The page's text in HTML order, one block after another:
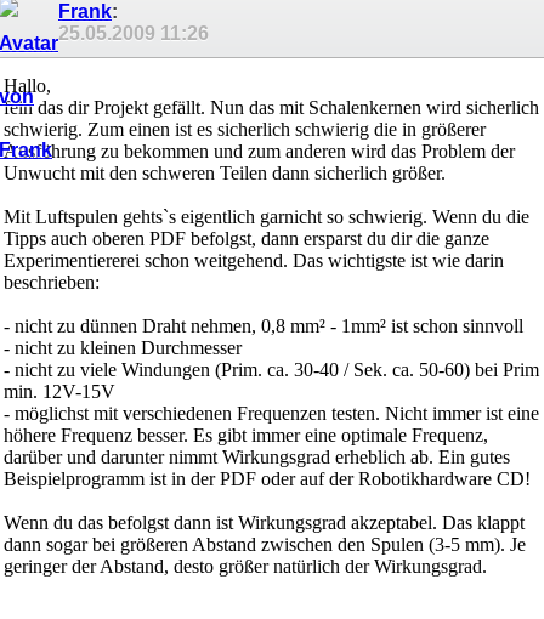
Frank:
25.05.2009 11:26
Hallo,
fein das dir Projekt gefällt. Nun das mit Schalenkernen wird sicherlich
schwierig. Zum einen ist es sicherlich schwierig die in größerer
Ausführung zu bekommen und zum anderen wird das Problem der
Unwucht mit den schweren Teilen dann sicherlich größer.
Mit Luftspulen gehts`s eigentlich garnicht so schwierig. Wenn du die
Tipps auch oberen PDF befolgst, dann ersparst du dir die ganze
Experimentiererei schon weitgehend. Das wichtigste ist wie darin
beschrieben:
- nicht zu dünnen Draht nehmen, 0,8 mm² - 1mm² ist schon sinnvoll
- nicht zu kleinen Durchmesser
- nicht zu viele Windungen (Prim. ca. 30-40 / Sek. ca. 50-60) bei Prim
min. 12V-15V
- möglichst mit verschiedenen Frequenzen testen. Nicht immer ist eine
höhere Frequenz besser. Es gibt immer eine optimale Frequenz,
darüber und darunter nimmt Wirkungsgrad erheblich ab. Ein gutes
Beispielprogramm ist in der PDF oder auf der Robotikhardware CD!
Wenn du das befolgst dann ist Wirkungsgrad akzeptabel. Das klappt
dann sogar bei größeren Abstand zwischen den Spulen (3-5 mm). Je
geringer der Abstand, desto größer natürlich der Wirkungsgrad.